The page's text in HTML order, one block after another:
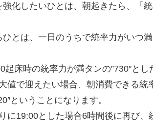
化したいひとは、朝起きたら、「
とは、一日のうちで統率力がいつ
床時の統率力が満タンの”730″とし
値で迎えたい場合、朝消費できる統
ということになります。
に19:00とした場合6時間後に再び、